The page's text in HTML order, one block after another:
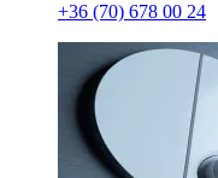
+36 (70) 678 00 24